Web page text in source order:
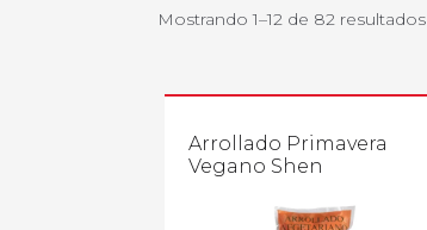
Mostrando 1–12 de 82 resultados
Arrollado Primavera
Vegano Shen